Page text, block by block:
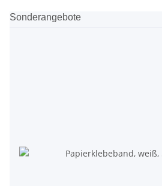
Sonderangebote